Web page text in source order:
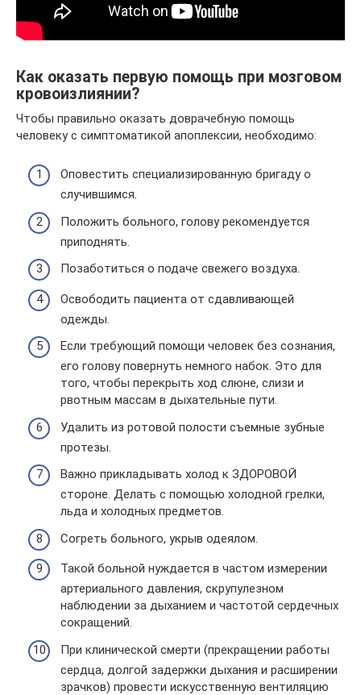
Как оказать первую помощь при мозговом
кровоизлиянии?
Чтобы правильно оказать доврачебную помощь
человеку с симптоматикой апоплексии, необходимо:
Оповестить специализированную бригаду о
случившимся.
Положить больного, голову рекомендуется
приподнять.
Позаботиться о подаче свежего воздуха.
Освободить пациента от сдавливающей
одежды.
Если требующий помощи человек без сознания,
его голову повернуть немного набок. Это для
того, чтобы перекрыть ход слюне, слизи и
рвотным массам в дыхательные пути.
Удалить из ротовой полости съемные зубные
протезы.
Важно прикладывать холод к ЗДОРОВОЙ
стороне. Делать с помощью холодной грелки,
льда и холодных предметов.
Согреть больного, укрыв одеялом.
Такой больной нуждается в частом измерении
артериального давления, скрупулезном
наблюдении за дыханием и частотой сердечных
сокращений.
При клинической смерти (прекращении работы
сердца, долгой задержки дыхания и расширении
зрачков) провести искусственную вентиляцию